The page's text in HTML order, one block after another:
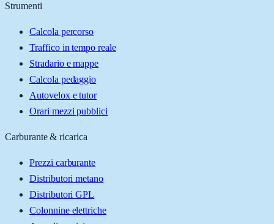
Strumenti
Calcola percorso
Traffico in tempo reale
Stradario e mappe
Calcola pedaggio
Autovelox e tutor
Orari mezzi pubblici
Carburante & ricarica
Prezzi carburante
Distributori metano
Distributori GPL
Colonnine elettriche